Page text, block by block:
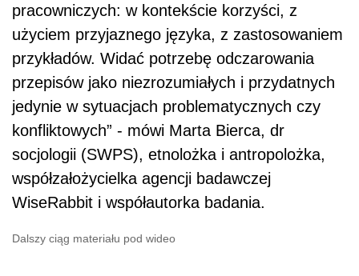
pracowniczych: w kontekście korzyści, z
użyciem przyjaznego języka, z zastosowaniem
przykładów. Widać potrzebę odczarowania
przepisów jako niezrozumiałych i przydatnych
jedynie w sytuacjach problematycznych czy
konfliktowych” - mówi Marta Bierca, dr
socjologii (SWPS), etnolożka i antropolożka,
współzałożycielka agencji badawczej
WiseRabbit i współautorka badania.
Dalszy ciąg materiału pod wideo